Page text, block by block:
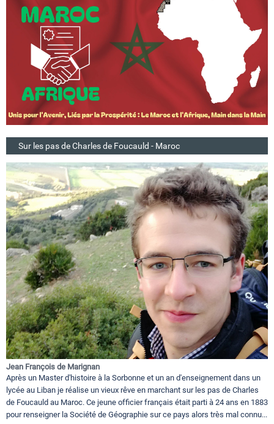
Sur les pas de Charles de Foucauld - Maroc
Jean François de Marignan
Après un Master d'histoire à la Sorbonne et un an d'enseignement dans un
lycée au Liban je réalise un vieux rêve en marchant sur les pas de Charles
de Foucauld au Maroc. Ce jeune officier français était parti à 24 ans en 1883
pour renseigner la Société de Géographie sur ce pays alors très mal connu...